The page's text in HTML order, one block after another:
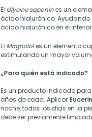
El Glycine saponines un
ácido hialurònico.
ácido hialurònico en el
El Magnololes un elemento
estimulando un mayor
¿Para quién está indicado?
Es un producto indicado
años de edad. Aplicar
noche, todos los días en la
debe ser previamente